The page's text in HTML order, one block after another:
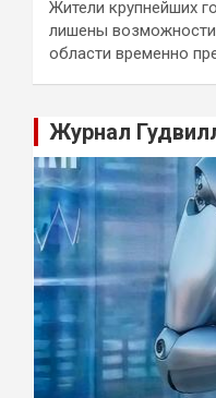
Жители крупнейших
лишены
области временно
Журнал